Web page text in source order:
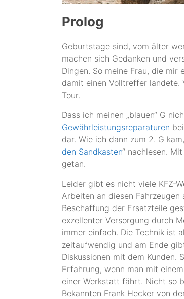
Prolog
Geburtstage sind, vom älter
machen sich Gedanken und
Dingen. So meine Frau, die
damit einen Volltreffer landete.
Tour.
Dass ich meinen „blauen“ G
Gewährleistungsreparaturen
dar. Wie ich dann zum 2. G
den Sandkasten“ nachlesen.
getan.
Leider gibt es nicht viele KFZ-
Arbeiten an diesen Fahrzeugen
Beschaffung der Ersatzteile
exzellenter Versorgung durch
immer einfach. Die Technik ist
zeitaufwendig und am Ende
Diskussionen mit dem Kunden.
Erfahrung, wenn man mit
einer Werkstatt fährt. Nicht so
Bekannten Frank Hecker von